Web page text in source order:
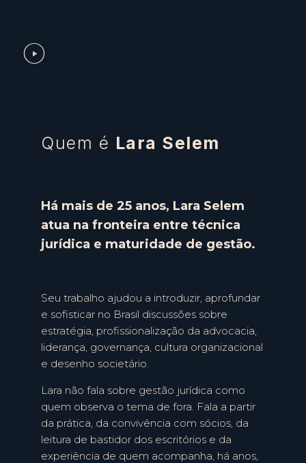
Quem é Lara Selem
Há mais de 25 anos, Lara Selem
atua na fronteira entre técnica
jurídica e maturidade de gestão.
Seu trabalho ajudou a introduzir, aprofundar
e sofisticar no Brasil discussões sobre
estratégia, profissionalização da advocacia,
liderança, governança, cultura organizacional
e desenho societário.
Lara não fala sobre gestão jurídica como
quem observa o tema de fora. Fala a partir
da prática, da convivência com sócios, da
leitura de bastidor dos escritórios e da
experiência de quem acompanha, há anos,